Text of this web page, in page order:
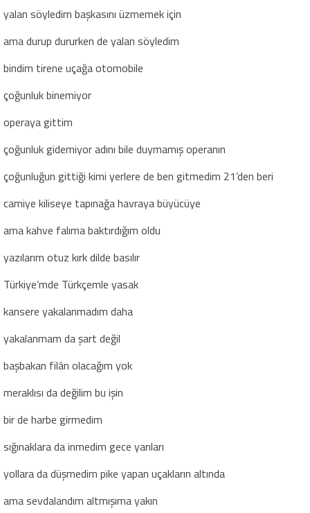
yalan söyledim başkasını üzmemek için
ama durup dururken de yalan söyledim
bindim tirene uçağa otomobile
çoğunluk binemiyor
operaya gittim
çoğunluk gidemiyor adını bile duymamış operanın
çoğunluğun gittiği kimi yerlere de ben gitmedim 21’den beri
camiye kiliseye tapınağa havraya büyücüye
ama kahve falıma baktırdığım oldu
yazılarım otuz kırk dilde basılır
Türkiye’mde Türkçemle yasak
kansere yakalanmadım daha
yakalanmam da şart değil
başbakan filân olacağım yok
meraklısı da değilim bu işin
bir de harbe girmedim
sığınaklara da inmedim gece yarıları
yollara da düşmedim pike yapan uçakların altında
ama sevdalandım altmışıma yakın